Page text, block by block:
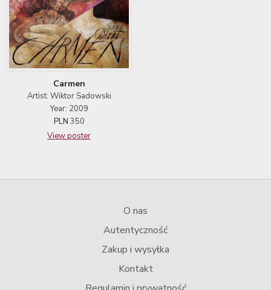
Carmen
Artist: Wiktor Sadowski
Year: 2009
PLN 350
View poster
O nas
Autentyczność
Zakup i wysyłka
Kontakt